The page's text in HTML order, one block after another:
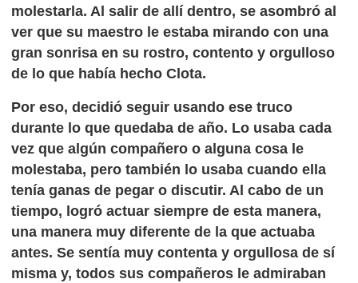
molestarla. Al salir de allí dentro, se asombró al
ver que su maestro le estaba mirando con una
gran sonrisa en su rostro, contento y orgulloso
de lo que había hecho Clota.
Por eso, decidió seguir usando ese truco
durante lo que quedaba de año. Lo usaba cada
vez que algún compañero o alguna cosa le
molestaba, pero también lo usaba cuando ella
tenía ganas de pegar o discutir. Al cabo de un
tiempo, logró actuar siempre de esta manera,
una manera muy diferente de la que actuaba
antes. Se sentía muy contenta y orgullosa de sí
misma y, todos sus compañeros le admiraban